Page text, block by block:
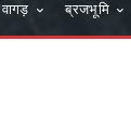
वागड़ ब्रजभूमि